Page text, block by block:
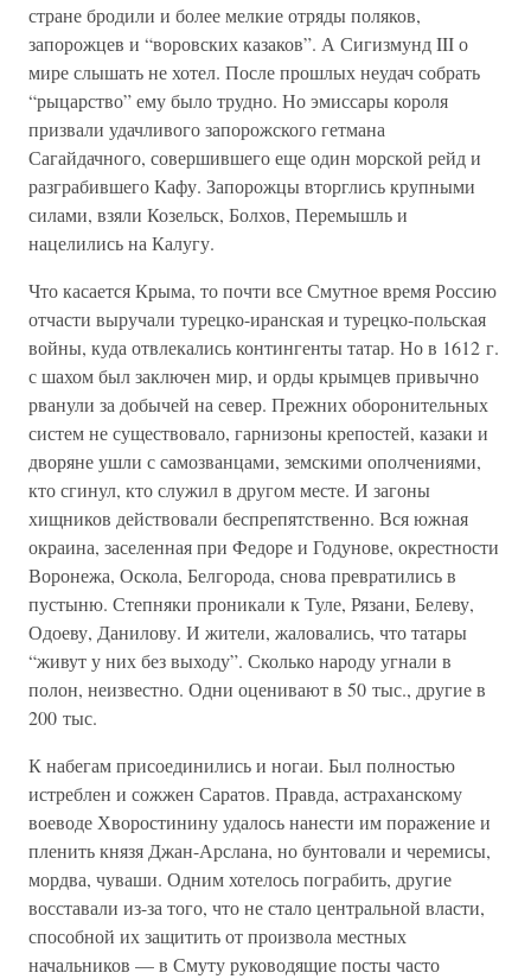
стране бродили и более мелкие отряды поляков,
запорожцев и “воровских казаков”. А Сигизмунд III о
мире слышать не хотел. После прошлых неудач собрать
“рыцарство” ему было трудно. Но эмиссары короля
призвали удачливого запорожского гетмана
Сагайдачного, совершившего еще один морской рейд и
разграбившего Кафу. Запорожцы вторглись крупными
силами, взяли Козельск, Болхов, Перемышль и
нацелились на Калугу.
Что касается Крыма, то почти все Смутное время Россию
отчасти выручали турецко-иранская и турецко-польская
войны, куда отвлекались контингенты татар. Но в 1612 г.
с шахом был заключен мир, и орды крымцев привычно
рванули за добычей на север. Прежних оборонительных
систем не существовало, гарнизоны крепостей, казаки и
дворяне ушли с самозванцами, земскими ополчениями,
кто сгинул, кто служил в другом месте. И загоны
хищников действовали беспрепятственно. Вся южная
окраина, заселенная при Федоре и Годунове, окрестности
Воронежа, Оскола, Белгорода, снова превратились в
пустыню. Степняки проникали к Туле, Рязани, Белеву,
Одоеву, Данилову. И жители, жаловались, что татары
“живут у них без выходу”. Сколько народу угнали в
полон, неизвестно. Одни оценивают в 50 тыс., другие в
200 тыс.
К набегам присоединились и ногаи. Был полностью
истреблен и сожжен Саратов. Правда, астраханскому
воеводе Хворостинину удалось нанести им поражение и
пленить князя Джан-Арслана, но бунтовали и черемисы,
мордва, чуваши. Одним хотелось пограбить, другие
восставали из-за того, что не стало центральной власти,
способной их защитить от произвола местных
начальников — в Смуту руководящие посты часто